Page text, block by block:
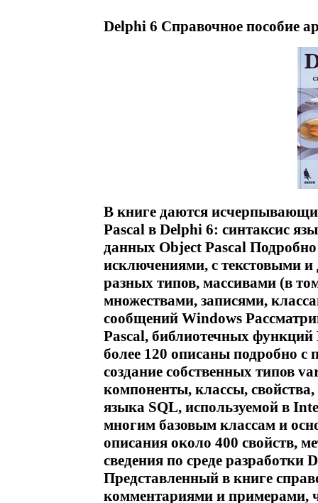
Delphi 6 Справочное пособие
В книге даются
Pascal в Delphi 6: синтаксис
данных Object Pascal Подробно
исключениями, с текстовыми
разных типов, массивами (в
множествами, записями,
сообщений Windows
Pascal, библиотечных
более 120 описаны подробно
создание собственных типов
компоненты, классы,
языка SQL, используемой в
многим базовым классам и
описания около 400 свойств,
сведения по среде разработки
Представленный в книге
комментариями и примерами,